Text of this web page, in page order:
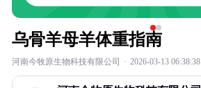
乌骨羊母羊体重指南
河南今牧原生物科技有限公司 · 2026-03-13 06:38:38